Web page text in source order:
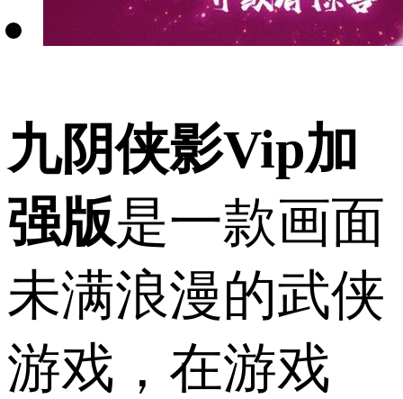
九阴侠影Vip加
强版是一款画面
未满浪漫的武侠
游戏，在游戏